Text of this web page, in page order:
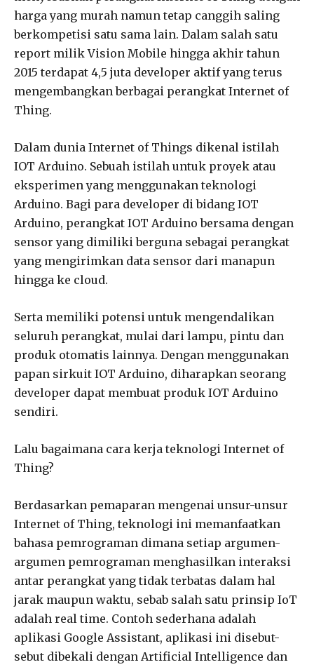
harga yang murah namun tetap canggih saling
berkompetisi satu sama lain. Dalam salah satu
report milik Vision Mobile hingga akhir tahun
2015 terdapat 4,5 juta developer aktif yang terus
mengembangkan berbagai perangkat Internet of
Thing.
Dalam dunia Internet of Things dikenal istilah
IOT Arduino. Sebuah istilah untuk proyek atau
eksperimen yang menggunakan teknologi
Arduino. Bagi para developer di bidang IOT
Arduino, perangkat IOT Arduino bersama dengan
sensor yang dimiliki berguna sebagai perangkat
yang mengirimkan data sensor dari manapun
hingga ke cloud.
Serta memiliki potensi untuk mengendalikan
seluruh perangkat, mulai dari lampu, pintu dan
produk otomatis lainnya. Dengan menggunakan
papan sirkuit IOT Arduino, diharapkan seorang
developer dapat membuat produk IOT Arduino
sendiri.
Lalu bagaimana cara kerja teknologi Internet of
Thing?
Berdasarkan pemaparan mengenai unsur-unsur
Internet of Thing, teknologi ini memanfaatkan
bahasa pemrograman dimana setiap argumen-
argumen pemrograman menghasilkan interaksi
antar perangkat yang tidak terbatas dalam hal
jarak maupun waktu, sebab salah satu prinsip IoT
adalah real time. Contoh sederhana adalah
aplikasi Google Assistant, aplikasi ini disebut-
sebut dibekali dengan Artificial Intelligence dan